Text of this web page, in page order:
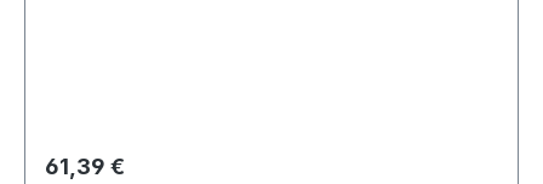
Regulärer Preis:
61,39 €